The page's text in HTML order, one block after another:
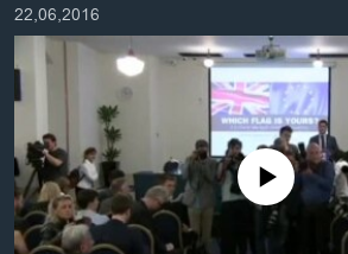
ໄປ
ຫາ
ຊອກ
ຄົ້ນ
ການເລືອກຕັ້ງ ປະທານາທີບໍດີ ສະຫະລັດ 2024
ຂ່າວ​ຈີນ
ໂລກ
ເອເຊຍ
ອິດສະຫຼະພາບດ້ານການຂ່າວ
ຊີວິດຊາວລາວ
22,06,2016
No media source